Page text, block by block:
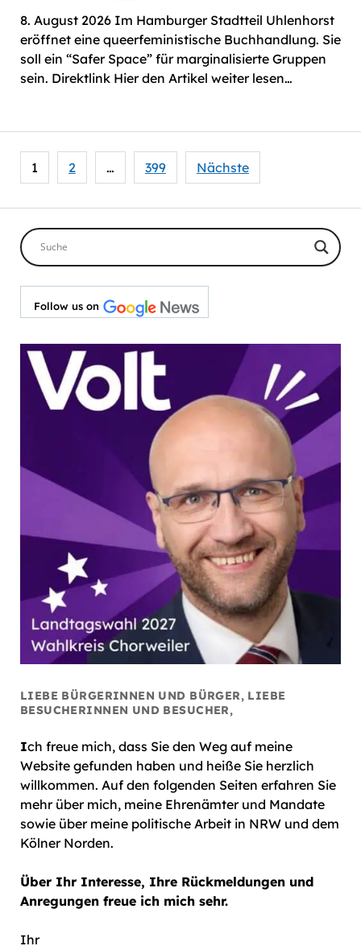
8. August 2026 Im Hamburger Stadtteil Uhlenhorst
eröffnet eine queerfeministische Buchhandlung. Sie
soll ein “Safer Space” für marginalisierte Gruppen
sein. Direktlink Hier den Artikel weiter lesen…
Seitennummerierung
der
1 2 … 399 Nächste
Follow us on
LIEBE BÜRGERINNEN UND BÜRGER, LIEBE
BESUCHERINNEN UND BESUCHER,
Ich freue mich, dass Sie den Weg auf meine
Website gefunden haben und heiße Sie herzlich
willkommen. Auf den folgenden Seiten erfahren Sie
mehr über mich, meine Ehrenämter und Mandate
sowie über meine politische Arbeit in NRW und dem
Kölner Norden.
Über Ihr Interesse, Ihre Rückmeldungen und
Anregungen freue ich mich sehr.
Ihr